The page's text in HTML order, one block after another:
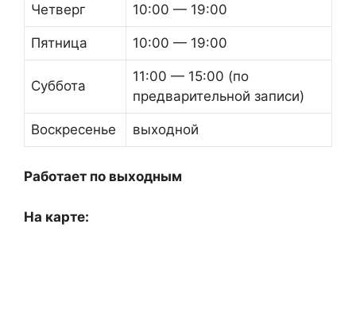
Четверг 10:00 — 19:00
Пятница 10:00 — 19:00
Суббота
11:00 — 15:00 (по
предварительной записи)
Воскресенье выходной
Работает по выходным
На карте: